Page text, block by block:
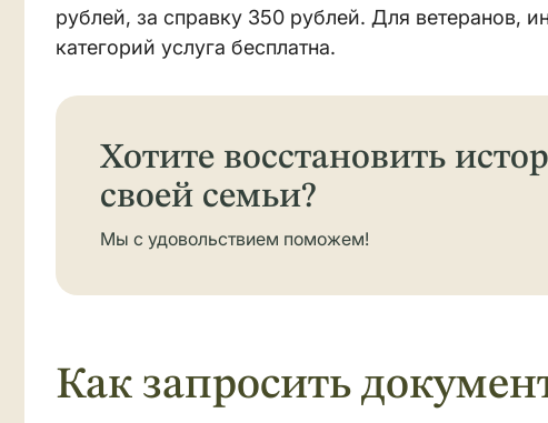
рублей, за справку 350 рублей. Для ветеранов,
категорий услуга бесплатна.
Хотите восстановить
своей семьи?
Мы с удовольствием поможем!
Как запросить